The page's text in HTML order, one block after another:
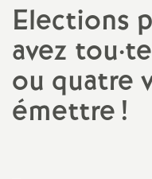
Elections
avez tou·
ou quatre
émettre!